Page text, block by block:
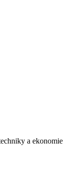
a ekonomie